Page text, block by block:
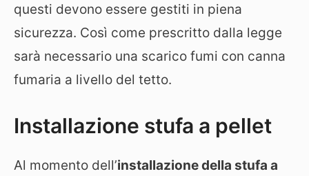
questi devono essere gestiti in piena
sicurezza. Così come prescritto dalla legge
sarà necessario una scarico fumi con canna
fumaria a livello del tetto.
Installazione stufa a pellet
Al momento dell’installazione della stufa a